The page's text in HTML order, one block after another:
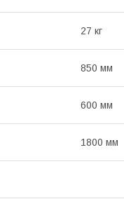
27 кг
850 мм
600 мм
1800 мм